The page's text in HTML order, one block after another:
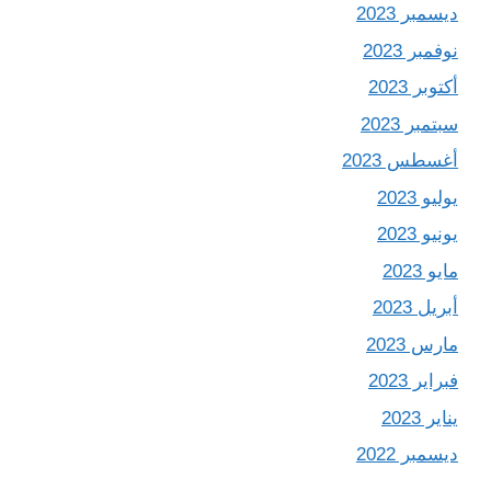
ديسمبر 2023
نوفمبر 2023
أكتوبر 2023
سبتمبر 2023
أغسطس 2023
يوليو 2023
يونيو 2023
مايو 2023
أبريل 2023
مارس 2023
فبراير 2023
يناير 2023
ديسمبر 2022